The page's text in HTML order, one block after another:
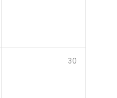
30